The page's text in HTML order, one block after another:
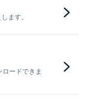
ます。
ードできま